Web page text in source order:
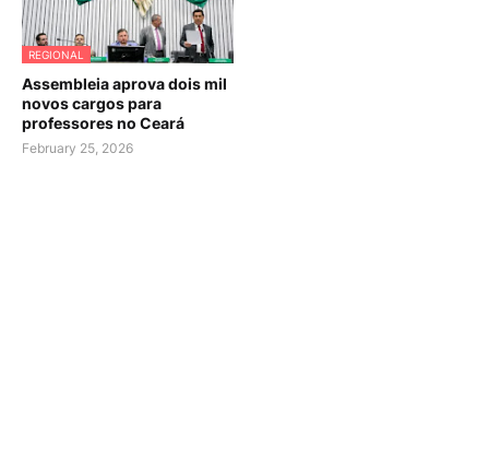
REGIONAL
Assembleia aprova dois mil
novos cargos para
professores no Ceará
February 25, 2026